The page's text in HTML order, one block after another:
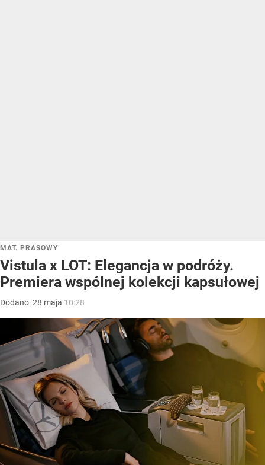
MAT. PRASOWY
Vistula x LOT: Elegancja w podróży.
Premiera wspólnej kolekcji kapsułowej
Dodano:28 maja 10:28